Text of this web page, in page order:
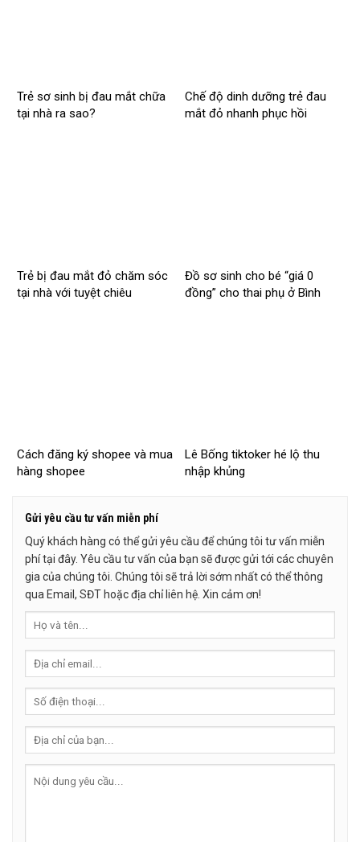
Trẻ sơ sinh bị đau mắt chữa
tại nhà ra sao?
Chế độ dinh dưỡng trẻ đau
mắt đỏ nhanh phục hồi
Trẻ bị đau mắt đỏ chăm sóc
tại nhà với tuyệt chiêu
Đồ sơ sinh cho bé “giá 0
đồng” cho thai phụ ở Bình
Cách đăng ký shopee và mua
hàng shopee
Lê Bống tiktoker hé lộ thu
nhập khủng
Gửi yêu cầu tư vấn miễn phí
Quý khách hàng có thể gửi yêu cầu để chúng tôi tư vấn miễn
phí tại đây. Yêu cầu tư vấn của bạn sẽ được gửi tới các chuyên
gia của chúng tôi. Chúng tôi sẽ trả lời sớm nhất có thể thông
qua Email, SĐT hoặc địa chỉ liên hệ. Xin cảm ơn!